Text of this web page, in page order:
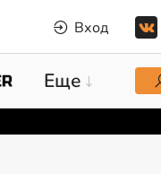
Вход
Еще